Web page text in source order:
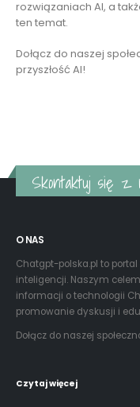
rozwiązaniach AI, a
ten temat.
Dołącz do naszej
przyszłość AI!
Skontaktuj się z
O NAS
Chatgpt-polska.pl to
inteligencji. Naszym
informacji o technologii
promowanie dyskusji i
Dołącz do naszej
Czytaj więcej